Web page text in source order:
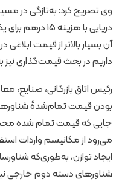
وی تصریح کرد: به‌تازگی در
آن بسیار بالاتر از قیمت
داریم در بحث قیمت‌گذاری نیز
رئیس اتاق بازرگانی، صنایع،
بودن قیمت تمام‌شدهٔ
جایی که قیمت تمام شده
می‌رود از مکانیسم واردات
ایجاد توازن، به‌طوری‌که
شناورهای دسته دوم خارجی